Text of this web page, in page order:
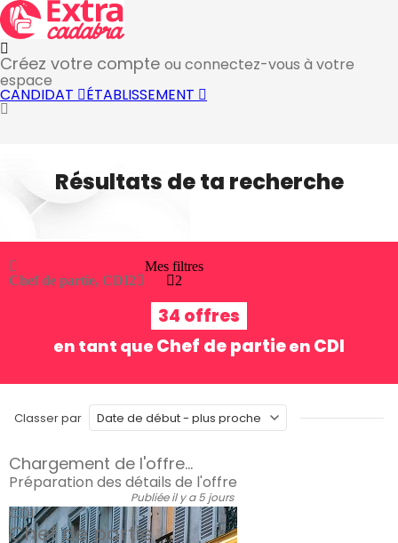
Créez votre compte ou connectez-vous à votre
espace
CANDIDAT ÉTABLISSEMENT
Résultats de ta recherche
Chef de partie, CDI2
Mes filtres
2
34 offres
en tant que Chef de partieen CDI
Classer par
Chargement de l'offre...
Préparation des détails de l'offre
Publiée il y a 5 jours
CDI
Chef de partie